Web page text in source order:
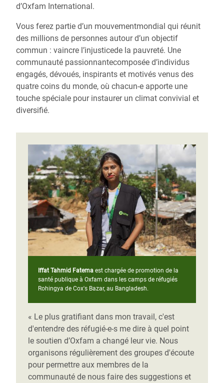
d’Oxfam International.
Vous ferez partie d’un mouvementmondial qui réunit
des millions de personnes autour d’un objectif
commun : vaincre l’injusticede la pauvreté. Une
communauté passionnantecomposée d’individus
engagés, dévoués, inspirants et motivés venus des
quatre coins du monde, où chacun-e apporte une
touche spéciale pour instaurer un climat convivial et
diversifié.
Iffat Tahmid Fatema est chargée de promotion de la
santé publique à Oxfam dans les camps de réfugiés
Rohingya de Cox's Bazar, au Bangladesh.
« Le plus gratifiant dans mon travail, c'est
d'entendre des réfugié-e-s me dire à quel point
le soutien d’Oxfam a changé leur vie. Nous
organisons régulièrement des groupes d'écoute
pour permettre aux membres de la
communauté de nous faire des suggestions et